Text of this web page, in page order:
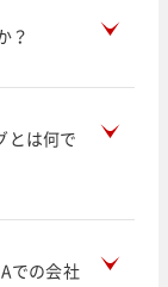
？
とは何で
での会社